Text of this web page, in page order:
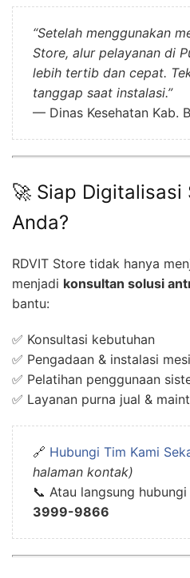
“Setelah menggunakan
Store, alur pelayanan di
lebih tertib dan cepat.
tanggap saat instalasi.”
— Dinas Kesehatan Kab.
🚀 Siap Digitalisasi
Anda?
RDVIT Store tidak hanya
menjadi konsultan solusi
bantu:
✅ Konsultasi kebutuhan
✅ Pengadaan & instalasi
✅ Pelatihan penggunaan
✅ Layanan purna jual &
🔗 Hubungi Tim Kami
halaman kontak)
📞 Atau langsung
3999-9866